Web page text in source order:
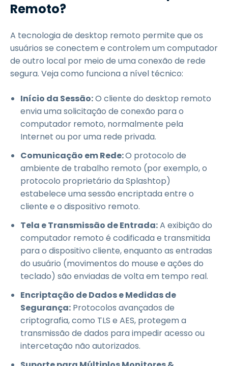
Remoto?
A tecnologia de desktop remoto permite que os
usuários se conectem e controlem um computador
de outro local por meio de uma conexão de rede
segura. Veja como funciona a nível técnico:
Início da Sessão:O cliente do desktop remoto
envia uma solicitação de conexão para o
computador remoto, normalmente pela
Internet ou por uma rede privada.
Comunicação em Rede:O protocolo de
ambiente de trabalho remoto (por exemplo, o
protocolo proprietário da Splashtop)
estabelece uma sessão encriptada entre o
cliente e o dispositivo remoto.
Tela e Transmissão de Entrada:A exibição do
computador remoto é codificada e transmitida
para o dispositivo cliente, enquanto as entradas
do usuário (movimentos do mouse e ações do
teclado) são enviadas de volta em tempo real.
Encriptação de Dados e Medidas de
Segurança: Protocolos avançados de
criptografia, como TLS e AES, protegem a
transmissão de dados para impedir acesso ou
intercetação não autorizados.